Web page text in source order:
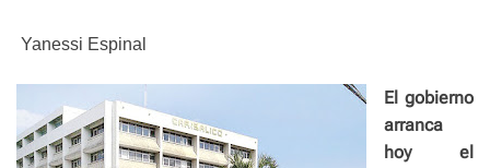
Yanessi Espinal
El gobierno
arranca
hoy el